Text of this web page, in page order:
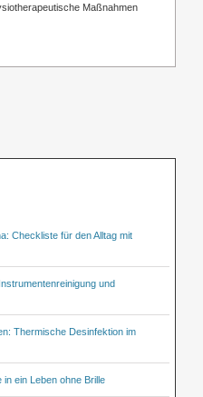
Maßnahmen
Checkliste für den Alltag mit
und
Thermische Desinfektion im
ein Leben ohne Brille